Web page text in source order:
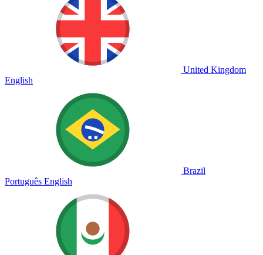
United Kingdom
English
Brazil
Português English